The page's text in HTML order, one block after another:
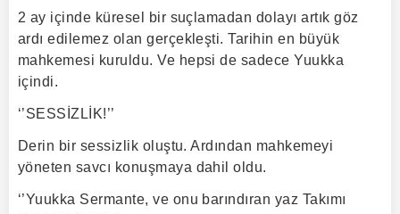
2 ay içinde küresel bir suçlamadan dolayı artık göz
ardı edilemez olan gerçekleşti. Tarihin en büyük
mahkemesi kuruldu. Ve hepsi de sadece Yuukka
içindi.
‘’SESSİZLİK!’’
Derin bir sessizlik oluştu. Ardından mahkemeyi
yöneten savcı konuşmaya dahil oldu.
‘’Yuukka Sermante, ve onu barındıran yaz Takımı